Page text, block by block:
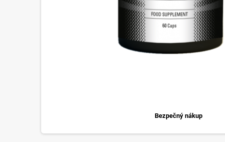
Bezpečný nákup